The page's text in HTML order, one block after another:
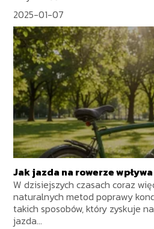
2025-01-07
Jak jazda na rowerze
W dzisiejszych czasach coraz
naturalnych metod poprawy
takich sposobów, który zyskuje
jazda...